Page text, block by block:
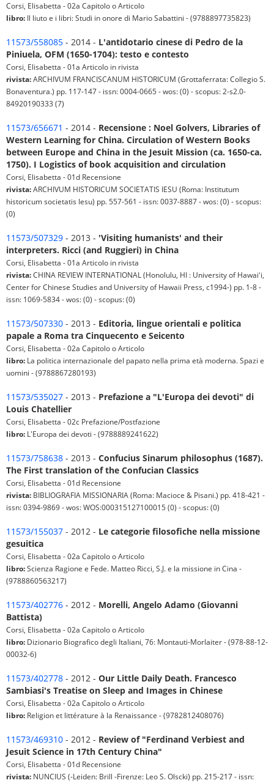
Corsi, Elisabetta - 02a Capitolo o Articolo
libro: Il liuto e i libri: Studi in onore di Mario Sabattini - (9788897735823)
11573/558085 - 2014 - L'antidotario cinese di Pedro de la
Piniuela, OFM (1650-1704): testo e contesto
Corsi, Elisabetta - 01a Articolo in rivista
rivista:ARCHIVUM FRANCISCANUM HISTORICUM (Grottaferrata: Collegio S.
Bonaventura.) pp. 117-147 - issn: 0004-0665 - wos: (0) - scopus: 2-s2.0-
84920190333 (7)
11573/656671 - 2014 - Recensione : Noel Golvers, Libraries of
Western Learning for China. Circulation of Western Books
between Europe and China in the Jesuit Mission (ca. 1650-ca.
1750). I Logistics of book acquisition and circulation
Corsi, Elisabetta - 01d Recensione
rivista:ARCHIVUM HISTORICUM SOCIETATIS IESU (Roma: Institutum
historicum societatis Iesu) pp. 557-561 - issn: 0037-8887 - wos: (0) - scopus:
(0)
11573/507329 - 2013 - 'Visiting humanists' and their
interpreters. Ricci (and Ruggieri) in China
Corsi, Elisabetta - 01a Articolo in rivista
rivista:CHINA REVIEW INTERNATIONAL (Honolulu, HI : University of Hawaiʻi,
Center for Chinese Studies and University of Hawaii Press, c1994-) pp. 1-8 -
issn: 1069-5834 - wos: (0) - scopus: (0)
11573/507330 - 2013 - Editoria, lingue orientali e politica
papale a Roma tra Cinquecento e Seicento
Corsi, Elisabetta - 02a Capitolo o Articolo
libro: La politica internazionale del papato nella prima età moderna. Spazi e
uomini - (9788867280193)
11573/535027 - 2013 - Prefazione a "L'Europa dei devoti" di
Louis Chatellier
Corsi, Elisabetta - 02c Prefazione/Postfazione
libro: L'Europa dei devoti - (9788889241622)
11573/758638 - 2013 - Confucius Sinarum philosophus (1687).
The First translation of the Confucian Classics
Corsi, Elisabetta - 01d Recensione
rivista: BIBLIOGRAFIA MISSIONARIA (Roma: Macioce & Pisani.) pp. 418-421 -
issn: 0394-9869 - wos: WOS:000315127100015 (0) - scopus: (0)
11573/155037 - 2012 - Le categorie filosofiche nella missione
gesuitica
Corsi, Elisabetta - 02a Capitolo o Articolo
libro:Scienza Ragione e Fede. Matteo Ricci, S.J. e la missione in Cina -
(9788860563217)
11573/402776 - 2012 - Morelli, Angelo Adamo (Giovanni
Battista)
Corsi, Elisabetta - 02a Capitolo o Articolo
libro: Dizionario Biografico degli Italiani, 76: Montauti-Morlaiter - (978-88-12-
00032-6)
11573/402778 - 2012 - Our Little Daily Death. Francesco
Sambiasi's Treatise on Sleep and Images in Chinese
Corsi, Elisabetta - 02a Capitolo o Articolo
libro: Religion et littérature à la Renaissance - (9782812408076)
11573/469310 - 2012 - Review of "Ferdinand Verbiest and
Jesuit Science in 17th Century China"
Corsi, Elisabetta - 01d Recensione
rivista: NUNCIUS (-Leiden: Brill -Firenze: Leo S. Olscki) pp. 215-217 - issn: